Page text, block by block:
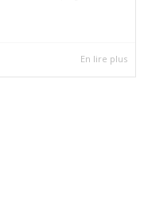
En lire plus